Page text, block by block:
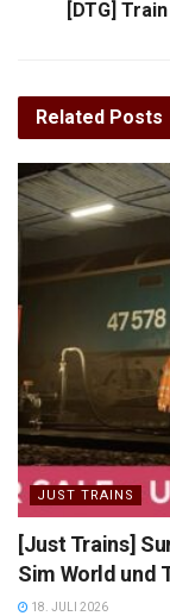
[DTG]
Related Posts
JUST TRAINS
[Just Trains]
Sim World und
18. JULI 2026